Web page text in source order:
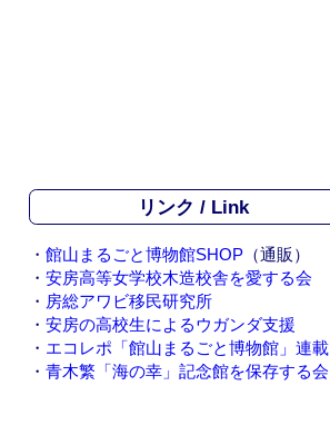
リンク / Link
・ 館山まるごと博物館SHOP（通販）
・ 安房高等女学校木造校舎を愛する会
・ 房総アワビ移民研究所
・ 安房の高校生によるウガンダ支援
・ エコレポ「館山まるごと博物館」連載
・ 青木繁「海の幸」記念館を保存する会